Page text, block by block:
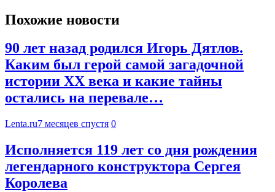
Похожие новости
90 лет назад родился Игорь Дятлов.
Каким был герой самой загадочной
истории ХХ века и какие тайны
остались на перевале…
Lenta.ru7 месяцев спустя 0
Исполняется 119 лет со дня рождения
легендарного конструктора Сергея
Королева